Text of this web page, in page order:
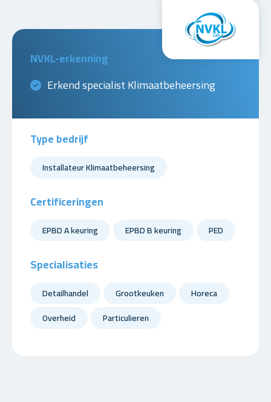
NVKL-erkenning
Erkend specialist Klimaatbeheersing
Type bedrijf
Installateur Klimaatbeheersing
Certificeringen
EPBD A keuring EPBD B keuring PED
Specialisaties
Detailhandel Grootkeuken
Horeca
Overheid
Particulieren